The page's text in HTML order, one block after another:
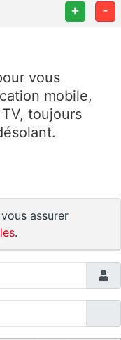
+ -
vous
mobile,
toujours
assurer
.